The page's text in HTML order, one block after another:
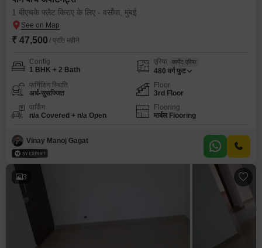
1 बीएचके फ्लैट किराए के लिए - वर्सोवा, मुंबई
₹ 47,500 / प्रति महीने
Config
1 BHK + 2 Bath
एरिया कार्पेट एरिया
480 वर्ग फुट
फर्निशिंग स्थिति
अर्ध-सुसज्जित
Floor
3rd Floor
पार्किंग
n/a Covered + n/a Open
Flooring
मार्बल Flooring
Vinay Manoj Gagat
3